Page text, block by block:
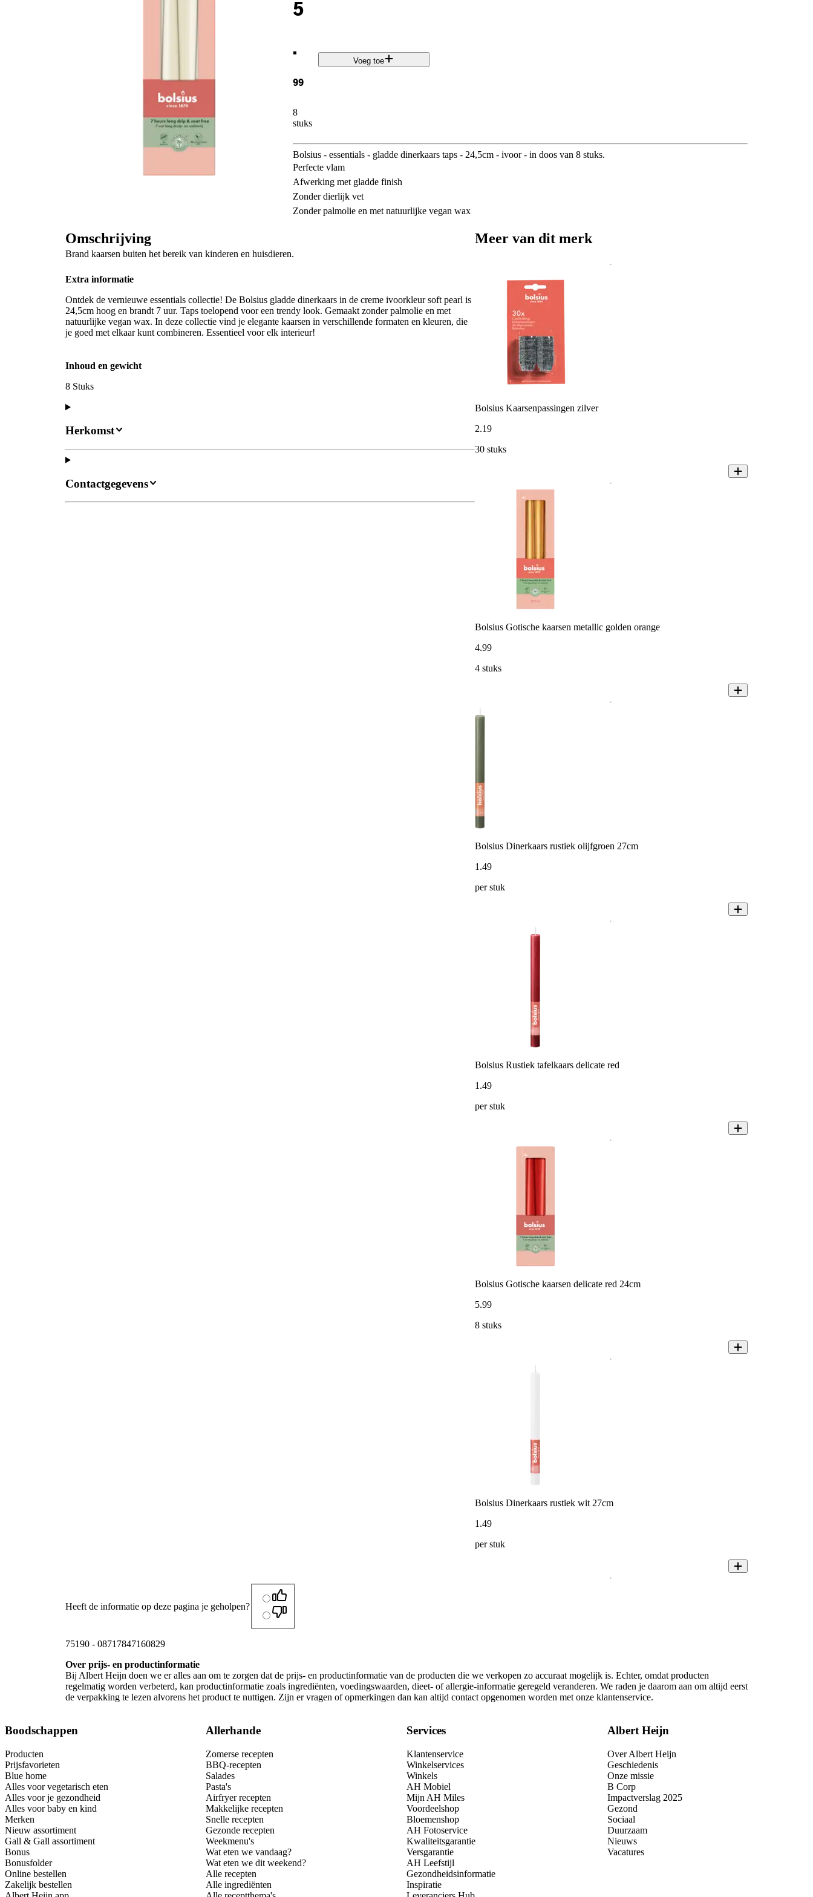
5
.
99
8
stuks
Voeg toe
Bolsius - essentials - gladde dinerkaars taps - 24,5cm - ivoor - in doos van 8 stuks.
Perfecte vlam
Afwerking met gladde finish
Zonder dierlijk vet
Zonder palmolie en met natuurlijke vegan wax
Omschrijving
Brand kaarsen buiten het bereik van kinderen en huisdieren.
Extra informatie
Ontdek de vernieuwe essentials collectie! De Bolsius gladde dinerkaars in de creme ivoorkleur soft pearl is
24,5cm hoog en brandt 7 uur. Taps toelopend voor een trendy look. Gemaakt zonder palmolie en met
natuurlijke vegan wax. In deze collectie vind je elegante kaarsen in verschillende formaten en kleuren, die
je goed met elkaar kunt combineren. Essentieel voor elk interieur!
Inhoud en gewicht
8 Stuks
Herkomst
Contactgegevens
Meer van dit merk
Bolsius Kaarsenpassingen zilver
2.19
30 stuks
Bolsius Gotische kaarsen metallic golden orange
4.99
4 stuks
Bolsius Dinerkaars rustiek olijfgroen 27cm
1 .49
per stuk
Bolsius Rustiek tafelkaars delicate red
1 .49
per stuk
Bolsius Gotische kaarsen delicate red 24cm
5.99
8 stuks
Bolsius Dinerkaars rustiek wit 27cm
1 .49
per stuk
Heeft de informatie op deze pagina je geholpen?
75190 - 08717847160829
Over prijs- en productinformatie
Bij Albert Heijn doen we er alles aan om te zorgen dat de prijs- en productinformatie van de producten die we verkopen zo accuraat mogelijk is. Echter, omdat producten
regelmatig worden verbeterd, kan productinformatie zoals ingrediënten, voedingswaarden, dieet- of allergie-informatie geregeld veranderen. We raden je daarom aan om altijd eerst
de verpakking te lezen alvorens het product te nuttigen. Zijn er vragen of opmerkingen dan kan altijd contact opgenomen worden met onze klantenservice.
Boodschappen
Producten
Prijsfavorieten
Blue home
Alles voor vegetarisch eten
Alles voor je gezondheid
Alles voor baby en kind
Merken
Nieuw assortiment
Gall & Gall assortiment
Bonus
Bonusfolder
Online bestellen
Zakelijk bestellen
Allerhande
Zomerse recepten
BBQ-recepten
Salades
Pasta's
Airfryer recepten
Makkelijke recepten
Snelle recepten
Gezonde recepten
Weekmenu's
Wat eten we vandaag?
Wat eten we dit weekend?
Alle recepten
Alle ingrediënten
Services
Klantenservice
Winkelservices
Winkels
AH Mobiel
Mijn AH Miles
Voordeelshop
Bloemenshop
AH Fotoservice
Kwaliteitsgarantie
Versgarantie
AH Leefstijl
Gezondheidsinformatie
Inspiratie
Albert Heijn
Over Albert Heijn
Geschiedenis
Onze missie
B Corp
Impactverslag 2025
Gezond
Sociaal
Duurzaam
Nieuws
Vacatures